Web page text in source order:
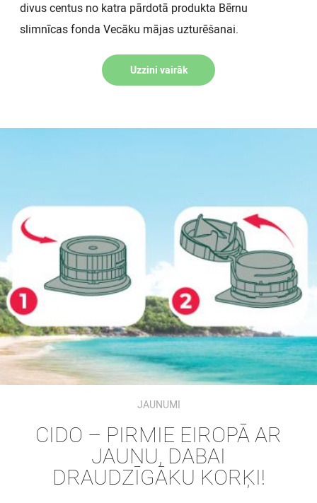
divus centus no katra pārdotā produkta Bērnu
slimnīcas fonda Vecāku mājas uzturēšanai.
Uzzini vairāk
JAUNUMI
CIDO – PIRMIE EIROPĀ AR
JAUNU, DABAI
DRAUDZĪGĀKU KORĶI!